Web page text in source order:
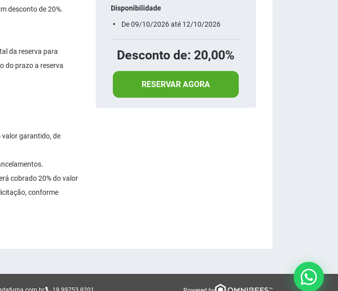
desconto de 20%.
da reserva para
do prazo a reserva
garantido, de
cobrado 20% do valor
conforme
Disponibilidade
De 09/10/2026 até 12/10/2026
Desconto de: 20,00%
RESERVAR AGORA